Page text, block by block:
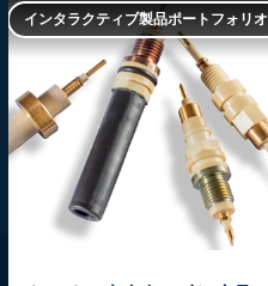
インタラクティブ製品ポートフォリオ